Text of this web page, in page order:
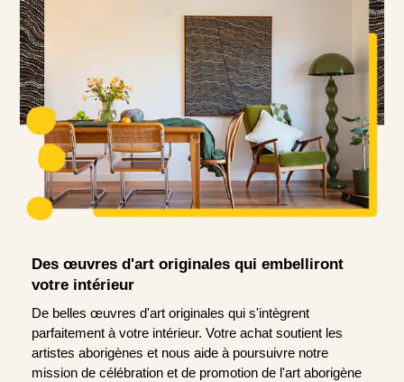
Des œuvres d'art originales qui embelliront
votre intérieur
De belles œuvres d'art originales qui s'intègrent
parfaitement à votre intérieur. Votre achat soutient les
artistes aborigènes et nous aide à poursuivre notre
mission de célébration et de promotion de l'art aborigène